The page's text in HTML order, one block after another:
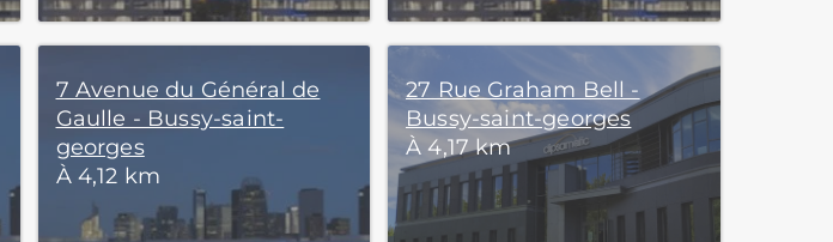
7 Avenue du Général de
Gaulle - Bussy-saint-
georges
À 4,12 km
27 Rue Graham Bell -
Bussy-saint-georges
À 4,17 km